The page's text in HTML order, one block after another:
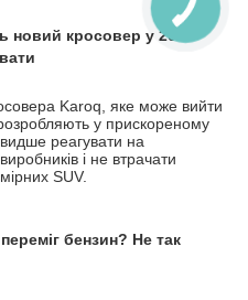
новий кросовер у 2028
Karoq, яке може вийти
у прискореному
реагувати на
і не втрачати
SUV.
бензин? Не так